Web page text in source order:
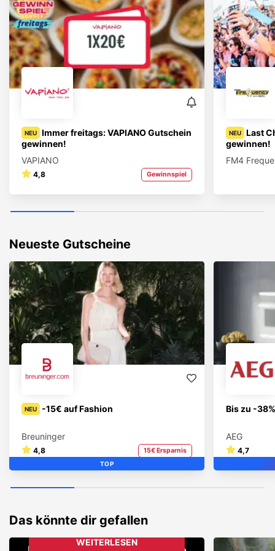
NEU
Immer freitags: VAPIANO Gutschein
gewinnen!
VAPIANO
4,8 Gewinnspiel
NEU
Last
gewinnen!
FM4
Neueste Gutscheine
NEU -15€ auf Fashion
Breuninger
4,8 15€ Ersparnis
TOP
Bis zu -
AEG
4,7
Das könnte dir gefallen
Wohnen
WEITERLESEN